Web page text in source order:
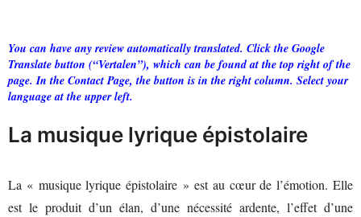
You can have any review automatically translated. Click the Google
Translate button (“Vertalen”), which can be found at the top right of the
page. In the Contact Page, the button is in the right column. Select your
language at the upper left.
La musique lyrique épistolaire
La « musique lyrique épistolaire » est au cœur de l’émotion. Elle
est le produit d’un élan, d’une nécessité ardente, l’effet d’une